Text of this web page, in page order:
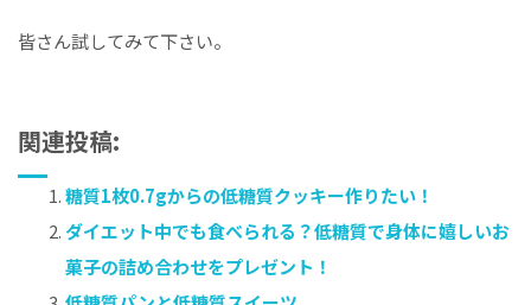
皆さん試してみて下さい。
関連投稿:
糖質1枚0.7gからの低糖質クッキー作りたい！
ダイエット中でも食べられる？低糖質で身体に嬉しいお
菓子の詰め合わせをプレゼント！